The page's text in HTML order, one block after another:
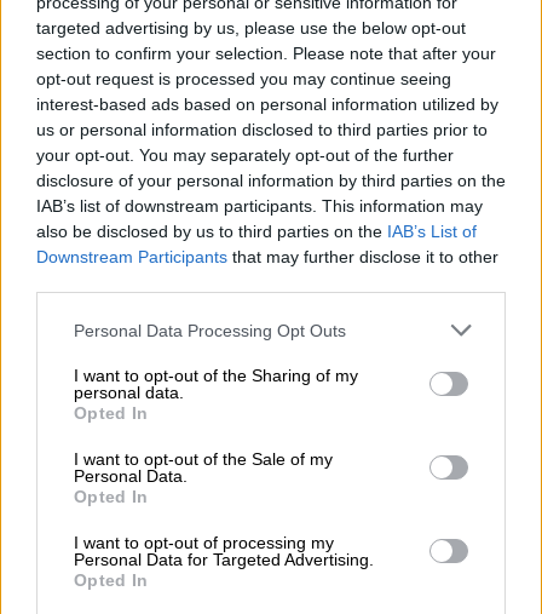
targeted advertising by us, please use the below opt-out
section to confirm your selection. Please note that after your
opt-out request is processed you may continue seeing
interest-based ads based on personal information utilized by
us or personal information disclosed to third parties prior to
your opt-out. You may separately opt-out of the further
disclosure of your personal information by third parties on the
IAB’s list of downstream participants. This information may
also be disclosed by us to third parties on the IAB’s List of
Downstream Participants that may further disclose it to other
Please note that this website/app uses one or more Google
not limited to your visit or usage behaviour. You may click to
grant or deny consent to Google and its third-party tags to
use your data for below specified purposes in below Google
consent section.
Personal Data Processing Opt Outs
I want to opt-out of the Sharing of my
personal data.
Opted In
I want to opt-out of the Sale of my
Personal Data.
Opted In
I want to opt-out of processing my
Personal Data for Targeted Advertising.
Opted In
πως είναι τσιγγάνα χωρίς να είναι στην
πραγματικότητα γιατί ήθελε να σταθεί στο
πλευρό αυτών που χλευάζονται, ο Μάκης
Χριστοδουλόπουλος δηλώνει υπερήφανος
για την καταγωγή του, λέγοντας ότι κανείς
δεν μπορεί να αρνείται την μάνα του.
Στη συνέχεια, ο Μάκης Χριστοδουλόπουλος
συστήνει στο τηλεοπτικό κοινό τον εγγονό
του,Μάκη Χριστοδουλόπουλο Junior, και
μαζί ερμηνεύουν στη σκηνή μια επιτυχία του
Καλεσμένη του Νίκου του βράδυ της
Κυριακής και η χειμαρρώδης
Τριφύλλη. Η δημοφιλής ηθοποιός αναβιώνει
στη σκηνή του σόου το « Ραντεβού στα
Τυφλά», σαν να μην πέρασε μια μέρα. Πιο
αποκαλυπτική από ποτέ εξομολογείται στον